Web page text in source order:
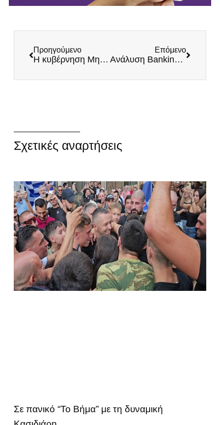
Προηγούμενο
Η κυβέρνηση Μητσοτάκη ανοίγει την πόρτα στους εγκληματίες των ξένων δυνάμεων
Επόμενο
Ανάλυση ΒankingΝews: Λατινοπούλου και Βελόπουλος πουλάνε πατριωτσιμό αλλά στα δύσκολα εξυπηρετούν το Μητσοτάκη
Σχετικές αναρτήσεις
Σε πανικό “Το Βήμα” με τη δυναμική